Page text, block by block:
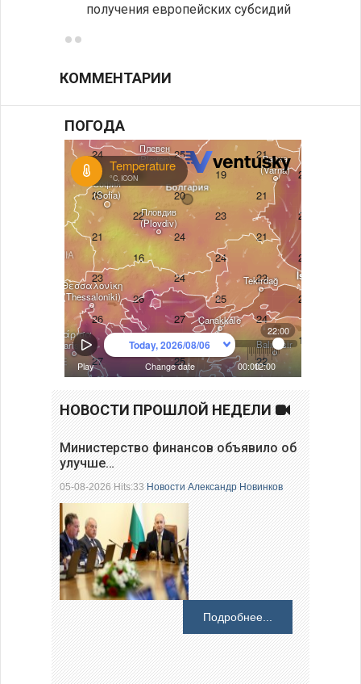
получения европейских субсидий
КОММЕНТАРИИ
ПОГОДА
НОВОСТИ ПРОШЛОЙ НЕДЕЛИ
Министерство финансов объявило об
улучше…
05-08-2026 Hits:33Новости Александр Новинков
Подробнее...